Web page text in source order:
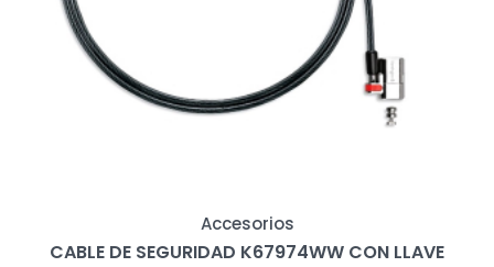
Accesorios
CABLE DE SEGURIDAD K67974WW CON LLAVE